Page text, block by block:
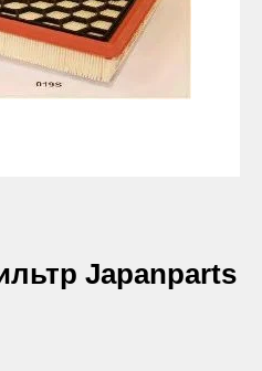
Japanparts